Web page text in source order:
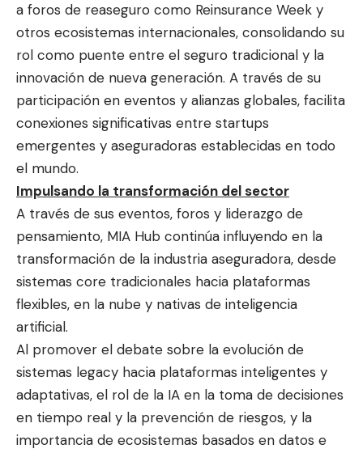
a foros de reaseguro como Reinsurance Week y
otros ecosistemas internacionales, consolidando su
rol como puente entre el seguro tradicional y la
innovación de nueva generación. A través de su
participación en eventos y alianzas globales, facilita
conexiones significativas entre startups
emergentes y aseguradoras establecidas en todo
el mundo.
Impulsando la transformación del sector
A través de sus eventos, foros y liderazgo de
pensamiento, MIA Hub continúa influyendo en la
transformación de la industria aseguradora, desde
sistemas core tradicionales hacia plataformas
flexibles, en la nube y nativas de inteligencia
artificial.
Al promover el debate sobre la evolución de
sistemas legacy hacia plataformas inteligentes y
adaptativas, el rol de la IA en la toma de decisiones
en tiempo real y la prevención de riesgos, y la
importancia de ecosistemas basados en datos e